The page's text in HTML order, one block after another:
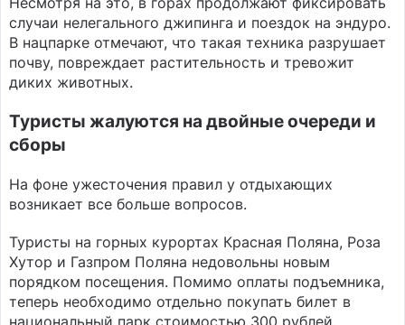
случаи нелегального джипинга и поездок на эндуро.
В нацпарке отмечают, что такая техника разрушает
почву, повреждает растительность и тревожит
диких животных.
Туристы жалуются на двойные очереди и
сборы
На фоне ужесточения правил у отдыхающих
возникает все больше вопросов.
Туристы на горных курортах Красная Поляна, Роза
Хутор и Газпром Поляна недовольны новым
порядком посещения. Помимо оплаты подъемника,
теперь необходимо отдельно покупать билет в